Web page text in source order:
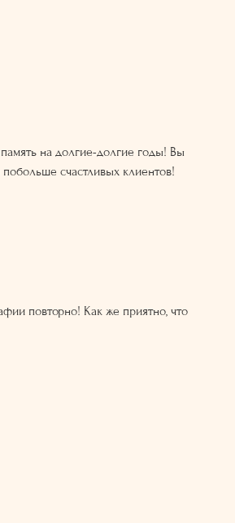
на долгие-долгие годы! Вы
счастливых клиентов!
повторно! Как же приятно, что